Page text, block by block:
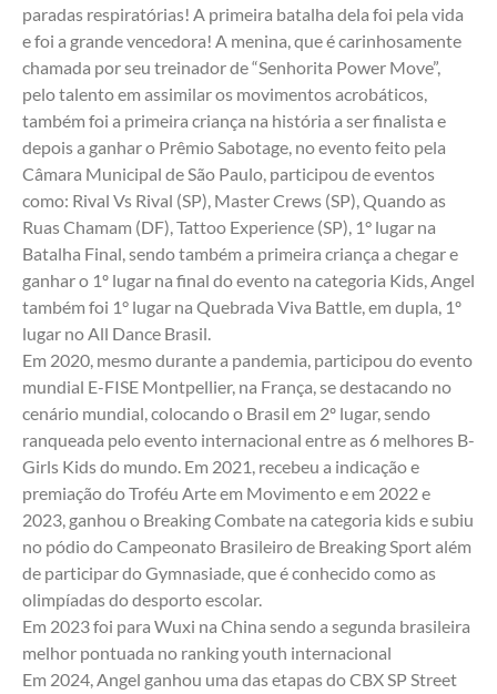
paradas respiratórias! A primeira batalha dela foi pela vida
e foi a grande vencedora! A menina, que é carinhosamente
chamada por seu treinador de “Senhorita Power Move”,
pelo talento em assimilar os movimentos acrobáticos,
também foi a primeira criança na história a ser finalista e
depois a ganhar o Prêmio Sabotage, no evento feito pela
Câmara Municipal de São Paulo, participou de eventos
como: Rival Vs Rival (SP), Master Crews (SP), Quando as
Ruas Chamam (DF), Tattoo Experience (SP), 1° lugar na
Batalha Final, sendo também a primeira criança a chegar e
ganhar o 1º lugar na final do evento na categoria Kids, Angel
também foi 1° lugar na Quebrada Viva Battle, em dupla, 1º
lugar no All Dance Brasil.
Em 2020, mesmo durante a pandemia, participou do evento
mundial E-FISE Montpellier, na França, se destacando no
cenário mundial, colocando o Brasil em 2º lugar, sendo
ranqueada pelo evento internacional entre as 6 melhores B-
Girls Kids do mundo. Em 2021, recebeu a indicação e
premiação do Troféu Arte em Movimento e em 2022 e
2023, ganhou o Breaking Combate na categoria kids e subiu
no pódio do Campeonato Brasileiro de Breaking Sport além
de participar do Gymnasiade, que é conhecido como as
olimpíadas do desporto escolar.
Em 2023 foi para Wuxi na China sendo a segunda brasileira
melhor pontuada no ranking youth internacional
Em 2024, Angel ganhou uma das etapas do CBX SP Street